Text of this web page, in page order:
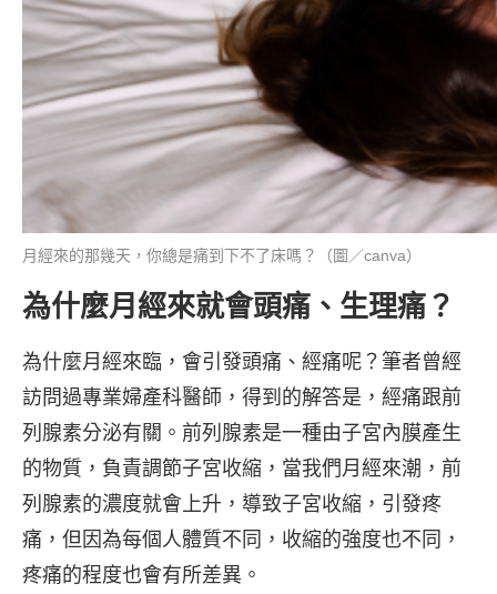
月經來的那幾天，你總是痛到下不了床嗎？（圖／canva）
為什麼月經來就會頭痛、生理痛？
為什麼月經來臨，會引發頭痛、經痛呢？筆者曾經
訪問過專業婦產科醫師，得到的解答是，經痛跟前
列腺素分泌有關。前列腺素是一種由子宮內膜產生
的物質，負責調節子宮收縮，當我們月經來潮，前
列腺素的濃度就會上升，導致子宮收縮，引發疼
痛，但因為每個人體質不同，收縮的強度也不同，
疼痛的程度也會有所差異。